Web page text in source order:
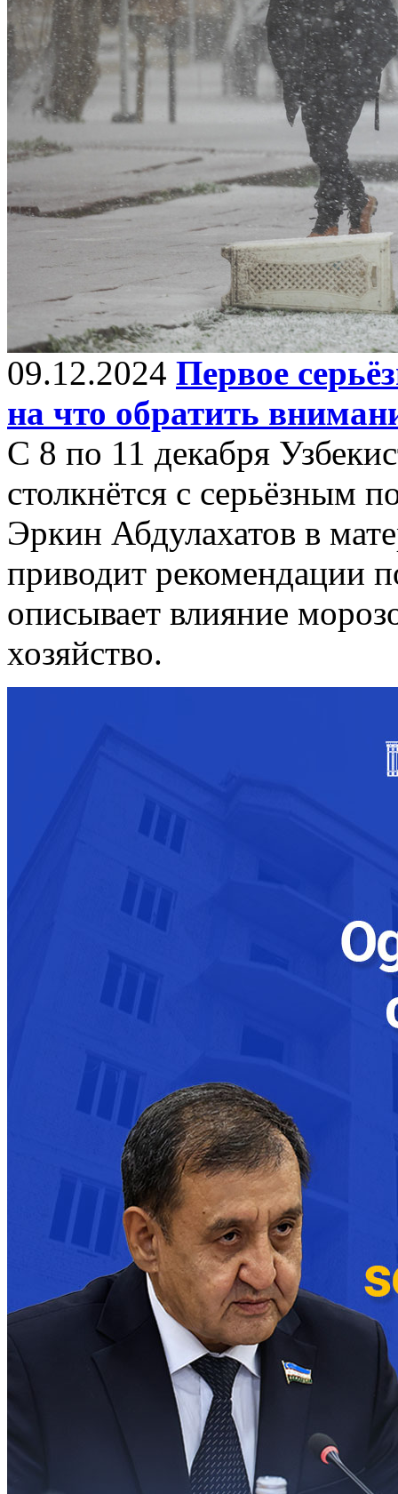
09.12.2024 Первое
на что обратить
С 8 по 11 декабря
столкнётся с серьёзным
Эркин Абдулахатов в
приводит рекомендации
описывает влияние
хозяйство.